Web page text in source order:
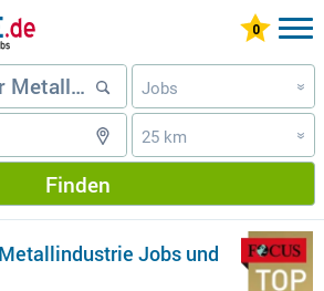
Jobs »
25 km »
Finden
Jobs und